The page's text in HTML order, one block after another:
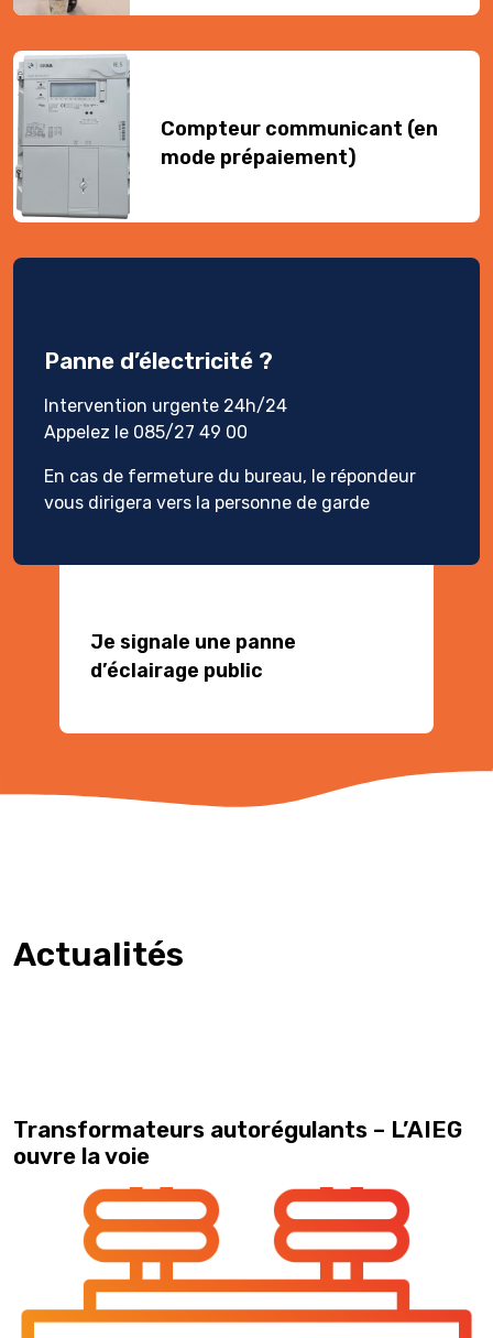
Compteur communicant (en
mode prépaiement)
Panne d’électricité ?
Intervention urgente 24h/24
Appelez le 085/27 49 00
En cas de fermeture du bureau, le répondeur
vous dirigera vers la personne de garde
Je signale une panne
d’éclairage public
Actualités
Transformateurs autorégulants – L’AIEG
ouvre la voie